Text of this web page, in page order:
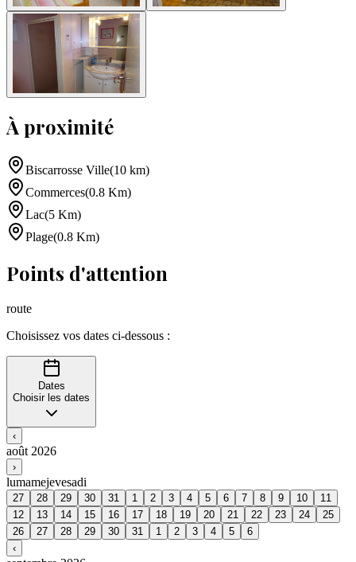
À proximité
Biscarrosse Ville(10 km)
Commerces(0.8 Km)
Lac(5 Km)
Plage(0.8 Km)
Points d'attention
route
Choisissez vos dates ci-dessous :
Dates
Choisir les dates
‹
août 2026
›
lumamejevesadi
27 28 29 30 31 1 2 3 4 5 6 7 8 9 10
11
12
13 14 15 16 17 18 19 20 21 22 23 24
25
26
27 28 29 30 31 1 2 3 4 5
6
‹